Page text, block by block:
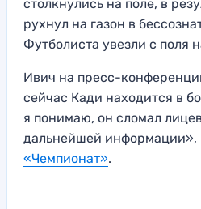
столкнулись на поле, в
рухнул на газон в
Футболиста увезли с поля
Ивич на пресс-
сейчас Кади находится в
я понимаю, он сломал
дальнейшей информации»,
«Чемпионат».